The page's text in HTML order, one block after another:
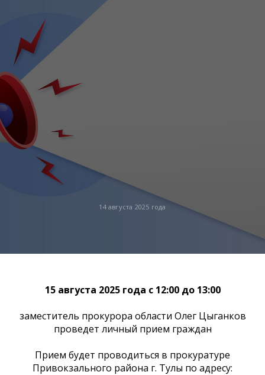
14 августа 2025 года
15 августа 2025 года с 12:00 до 13:00
заместитель прокурора области Олег Цыганков
проведет личный прием граждан
Прием будет проводиться в прокуратуре
Привокзального района г. Тулы по адресу: